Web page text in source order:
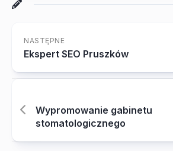
NASTĘPNE
Ekspert SEO Pruszków
Wypromowanie gabinetu
stomatologicznego